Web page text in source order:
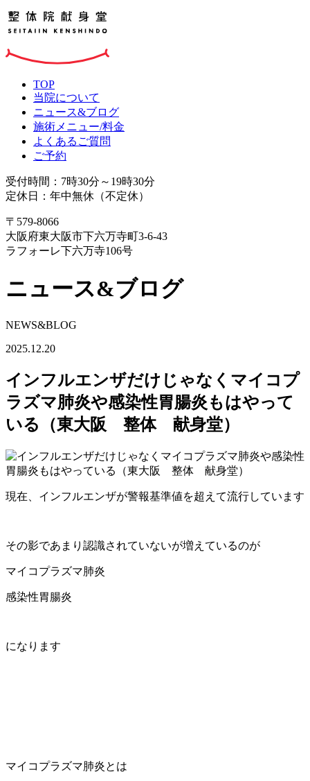
TOP
当院について
ニュース&ブログ
施術メニュー/料金
よくあるご質問
ご予約
受付時間：7時30分～19時30分
定休日：年中無休（不定休）
〒579-8066
大阪府東大阪市下六万寺町3-6-43
ラフォーレ下六万寺106号
ニュース&ブログ
NEWS&BLOG
2025.12.20
インフルエンザだけじゃなくマイコプ
ラズマ肺炎や感染性胃腸炎もはやって
いる（東大阪 整体 献身堂）
現在、インフルエンザが警報基準値を超えて流行しています
その影であまり認識されていないが増えているのが
マイコプラズマ肺炎
感染性胃腸炎
になります
マイコプラズマ肺炎とは